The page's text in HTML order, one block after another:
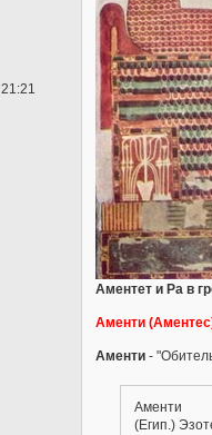
Аментет и Ра в
Аменти
Аменти-
Аменти
(Егип.)